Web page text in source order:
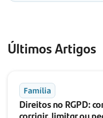
Últimos Artigos
Família
Direitos no RGPD: